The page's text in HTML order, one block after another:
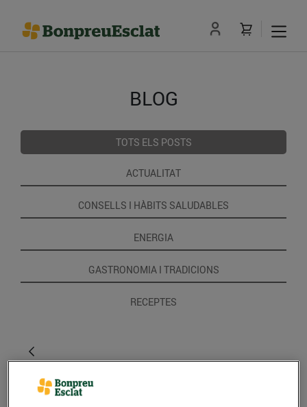
BLOG
TOTS ELS POSTS
ACTUALITAT
CONSELLS I HÀBITS SALUDABLES
ENERGIA
GASTRONOMIA I TRADICIONS
RECEPTES